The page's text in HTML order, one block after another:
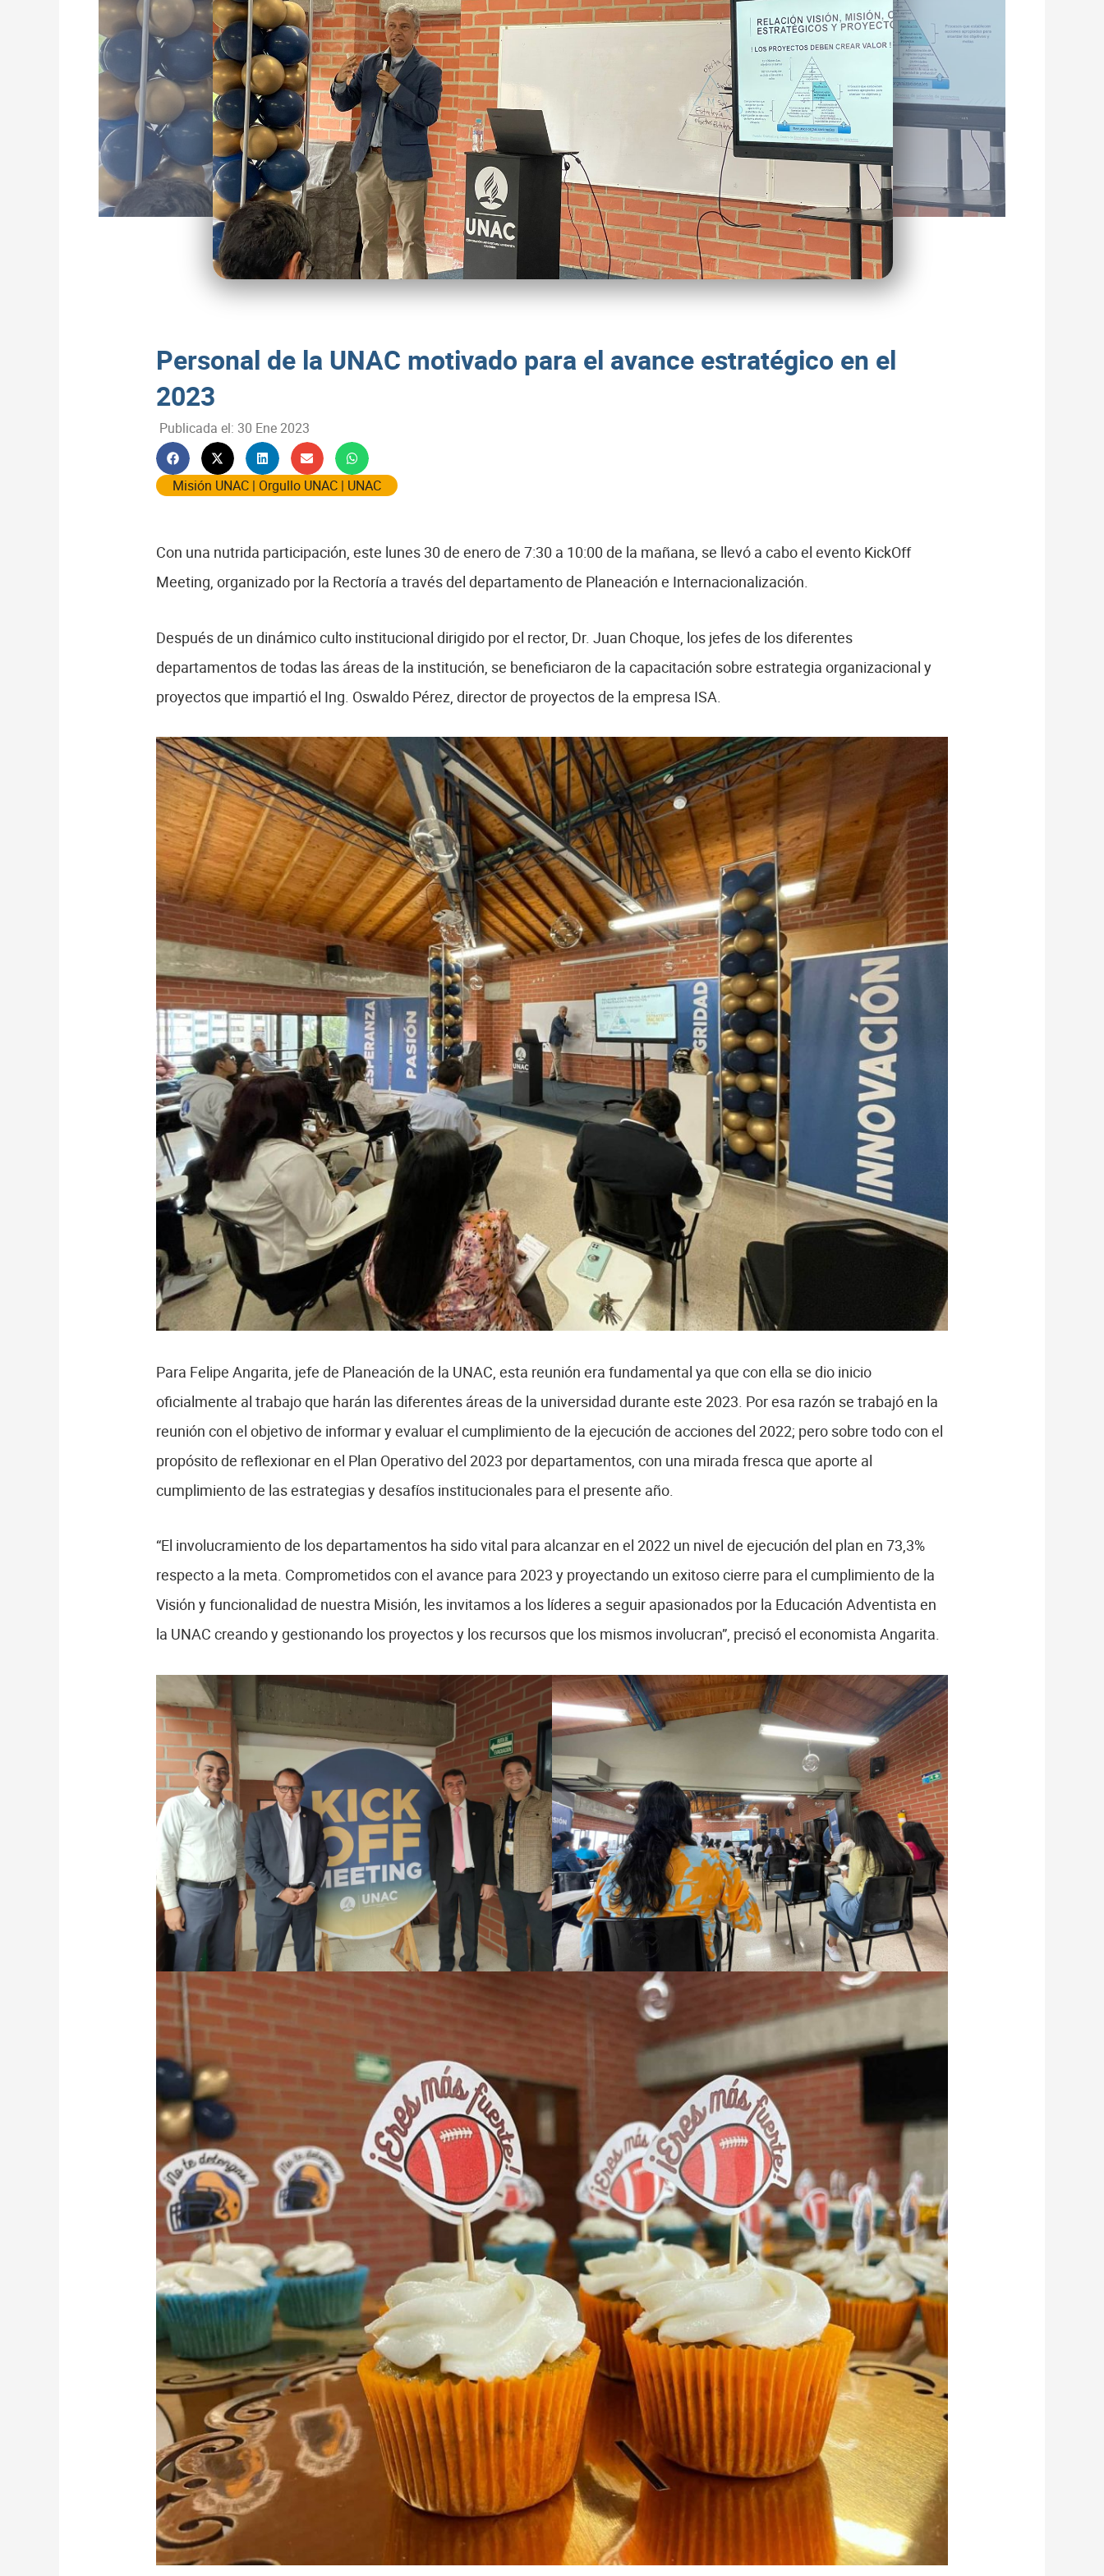
Personal de la UNAC motivado para el avance estratégico en el
2023
Publicada el: 30 Ene 2023
Misión UNAC | Orgullo UNAC | UNAC
Con una nutrida participación, este lunes 30 de enero de 7:30 a 10:00 de la mañana, se llevó a cabo el evento KickOff
Meeting, organizado por la Rectoría a través del departamento de Planeación e Internacionalización.
Después de un dinámico culto institucional dirigido por el rector, Dr. Juan Choque, los jefes de los diferentes
departamentos de todas las áreas de la institución, se beneficiaron de la capacitación sobre estrategia organizacional y
proyectos que impartió el Ing. Oswaldo Pérez, director de proyectos de la empresa ISA.
Para Felipe Angarita, jefe de Planeación de la UNAC, esta reunión era fundamental ya que con ella se dio inicio
oficialmente al trabajo que harán las diferentes áreas de la universidad durante este 2023. Por esa razón se trabajó en la
reunión con el objetivo de informar y evaluar el cumplimiento de la ejecución de acciones del 2022; pero sobre todo con el
propósito de reflexionar en el Plan Operativo del 2023 por departamentos, con una mirada fresca que aporte al
cumplimiento de las estrategias y desafíos institucionales para el presente año.
“El involucramiento de los departamentos ha sido vital para alcanzar en el 2022 un nivel de ejecución del plan en 73,3%
respecto a la meta. Comprometidos con el avance para 2023 y proyectando un exitoso cierre para el cumplimiento de la
Visión y funcionalidad de nuestra Misión, les invitamos a los líderes a seguir apasionados por la Educación Adventista en
la UNAC creando y gestionando los proyectos y los recursos que los mismos involucran”, precisó el economista Angarita.